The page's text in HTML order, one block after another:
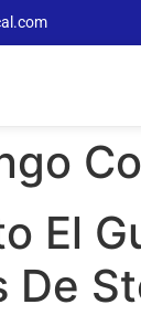
El
De